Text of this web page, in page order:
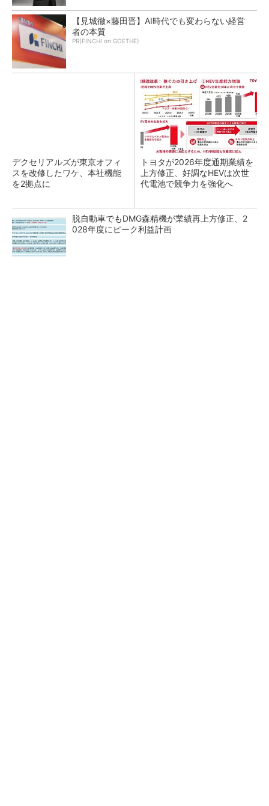
【見城徹×藤田晋】AI時代でも変わらない経営
者の本質
PR(FINCHI on GOETHE)
デクセリアルズが東京オフィ
スを改修したワケ、本社機能
を2拠点に
トヨタが2026年度通期業績を
上方修正、好調なHEVは次世
代電池で競争力を強化へ
脱自動車でもDMG森精機が業績再上方修正、2
028年度にピーク利益計画